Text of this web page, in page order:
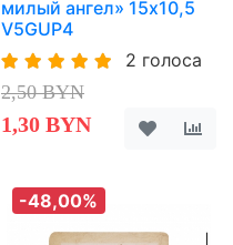
милый ангел» 15х10,5
V5GUP4
2 голоса
2,50 BYN
1,30 BYN
-48,00%